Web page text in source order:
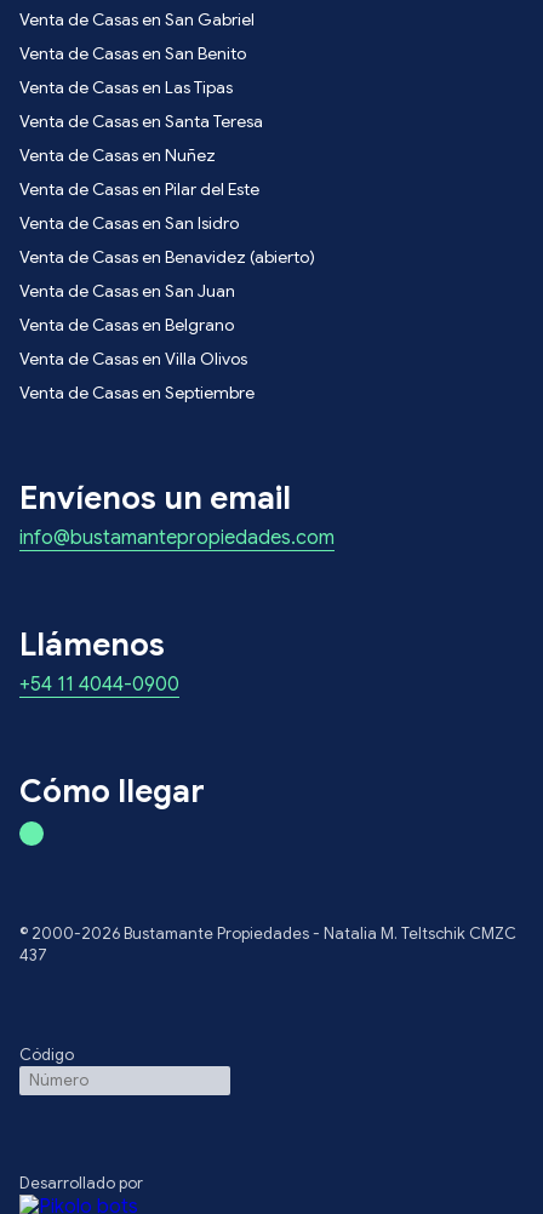
Venta de Casas en San Gabriel
Venta de Casas en San Benito
Venta de Casas en Las Tipas
Venta de Casas en Santa Teresa
Venta de Casas en Nuñez
Venta de Casas en Pilar del Este
Venta de Casas en San Isidro
Venta de Casas en Benavidez (abierto)
Venta de Casas en San Juan
Venta de Casas en Belgrano
Venta de Casas en Villa Olivos
Venta de Casas en Septiembre
Envíenos un email
info@bustamantepropiedades.com
Llámenos
+54 11 4044-0900
Cómo llegar
© 2000-2026 Bustamante Propiedades - Natalia M. Teltschik CMZC
437
Código
Desarrollado por